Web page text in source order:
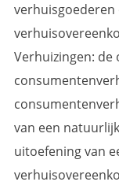
Verhuizingen:
van een
uitoefening van